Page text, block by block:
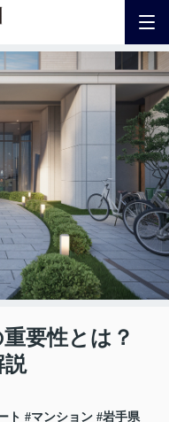
要性とは？
説
ト #マンション #岩手県